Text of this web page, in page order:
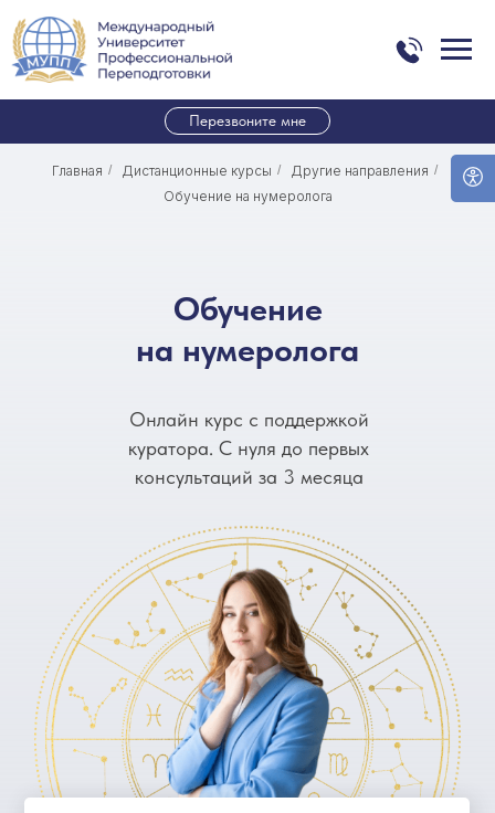
Перезвоните мне
Главная / Дистанционные курсы / Другие направления /
Обучение на нумеролога
Обучение
на нумеролога
Онлайн курс с поддержкой
куратора. С нуля до первых
консультаций за 3 месяца